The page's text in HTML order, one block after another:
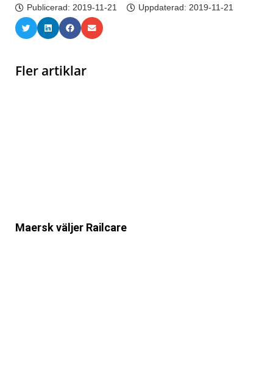
Publicerad: 2019-11-21 Uppdaterad: 2019-11-21
Fler artiklar
Maersk väljer Railcare